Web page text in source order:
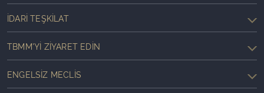
İDARI TEŞKILAT
TBMM'YI ZIYARET EDIN
ENGELSIZ MECLIS